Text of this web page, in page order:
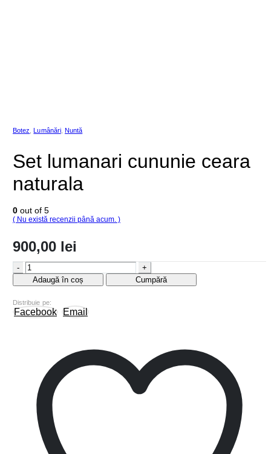
Botez ,Lumânări, Nuntă
Set lumanari cununie ceara
naturala
0 out of 5
( Nu există recenzii până acum. )
900,00 lei
-
+
Adaugă în coș
Cumpără
Distribuie pe:
Facebook Email